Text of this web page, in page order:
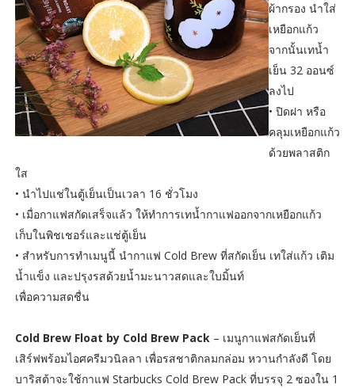
ผ้ากรอง นำใส่
เหยือกแก้ว
จากนั้นเทน้ำ
เย็น 32 ออนซ์
ลงไป
• ปิดฝา หรือ
คลุมเหยือกแก้ว
ด้วยพลาสติก
ใส
• นำไปแช่ในตู้เย็นเป็นเวลา 16 ชั่วโมง
• เมื่อกาแฟสกัดเสร็จแล้ว ให้ทำการเทน้ำกาแฟออกจากเหยือกแก้ว
เก็บในพิชเชอร์และแช่ตู้เย็น
• สำหรับการทำเมนูนี้ นำกาแฟ Cold Brew ที่สกัดเย็น เทใส่แก้ว เติม
น้ำแข็ง และปรุงรสด้วยน้ำมะนาวสดและใบมิ้นท์
เพื่อความสดชื่น
Cold Brew Float by Cold Brew Pack– เมนูกาแฟสกัดเย็นที่
เสิร์ฟพร้อมไอศครีมวนิลลา เพื่อรสชาติกลมกล่อม หวานกำลังดี โดย
บาริสต้าจะใช้กาแฟ Starbucks Cold Brew Pack ที่บรรจุ 2 ซองใน 1